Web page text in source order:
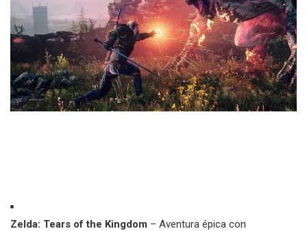
Zelda: Tears of the Kingdom – Aventura épica con